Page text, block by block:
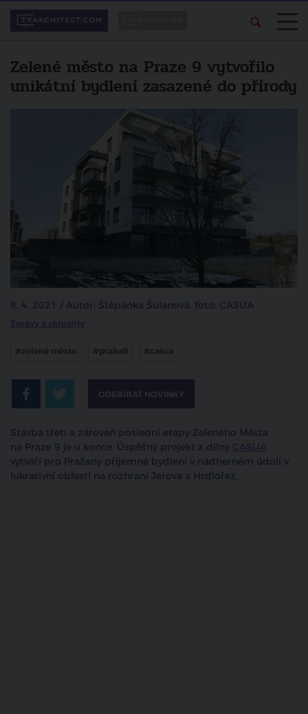
Zelené město na Praze 9 vytvořilo
unikátní bydlení zasazené do přírody
8. 4. 2021 / Autor: Štěpánka Šulanová, foto: CASUA
Zprávy a aktuality
#zelené město #praha9 #casua
ODEBÍRAT NOVINKY
Stavba třetí a zároveň poslední etapy Zeleného Města
na Praze 9 je u konce. Úspěšný projekt z dílny CASUA
vytváří pro Pražany příjemné bydlení v nádherném údolí v
lukrativní oblasti na rozhraní Jarova a Hrdlořez.